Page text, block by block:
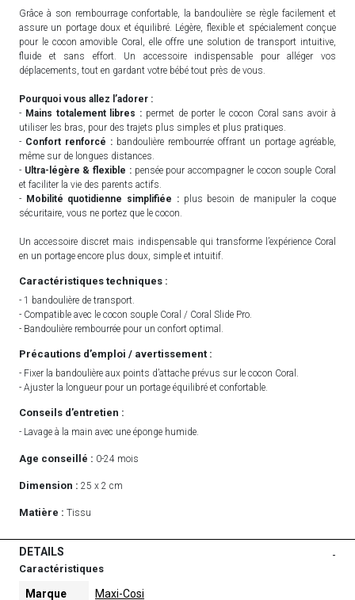
Grâce à son rembourrage confortable, la bandoulière se règle facilement et
assure un portage doux et équilibré. Légère, flexible et spécialement conçue
pour le cocon amovible Coral, elle offre une solution de transport intuitive,
fluide et sans effort. Un accessoire indispensable pour alléger vos
déplacements, tout en gardant votre bébé tout près de vous.
Pourquoi vous allez l’adorer :
- Mains totalement libres : permet de porter le cocon Coral sans avoir à
utiliser les bras, pour des trajets plus simples et plus pratiques.
- Confort renforcé : bandoulière rembourrée offrant un portage agréable,
même sur de longues distances.
- Ultra-légère & flexible :pensée pour accompagner le cocon souple Coral
et faciliter la vie des parents actifs.
- Mobilité quotidienne simplifiée :plus besoin de manipuler la coque
sécuritaire, vous ne portez que le cocon.
Un accessoire discret mais indispensable qui transforme l’expérience Coral
en un portage encore plus doux, simple et intuitif.
Caractéristiques techniques :
- 1 bandoulière de transport.
- Compatible avec le cocon souple Coral / Coral Slide Pro.
- Bandoulière rembourrée pour un confort optimal.
Précautions d’emploi / avertissement :
- Fixer la bandoulière aux points d’attache prévus sur le cocon Coral.
- Ajuster la longueur pour un portage équilibré et confortable.
Conseils d’entretien :
- Lavage à la main avec une éponge humide.
Age conseillé : 0-24 mois
Dimension : 25 x 2 cm
Matière : Tissu
DETAILS -
Caractéristiques
Marque Maxi-Cosi